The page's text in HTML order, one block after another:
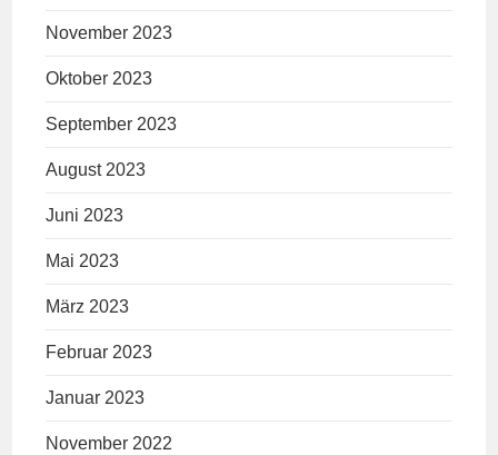
November 2023
Oktober 2023
September 2023
August 2023
Juni 2023
Mai 2023
März 2023
Februar 2023
Januar 2023
November 2022